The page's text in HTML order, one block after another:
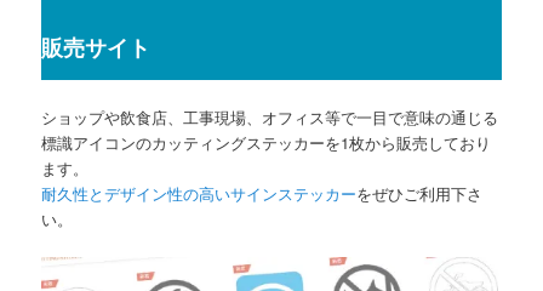
販売サイト
ショップや飲食店、工事現場、オフィス等で一目で意味の通じる
標識アイコンのカッティングステッカーを1枚から販売しており
ます。
耐久性とデザイン性の高いサインステッカーをぜひご利用下さ
い。